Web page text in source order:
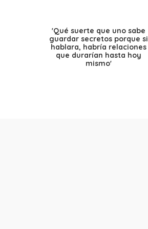
'Qué suerte que uno sabe
guardar secretos porque si
hablara, habría relaciones
que durarían hasta hoy
mismo'